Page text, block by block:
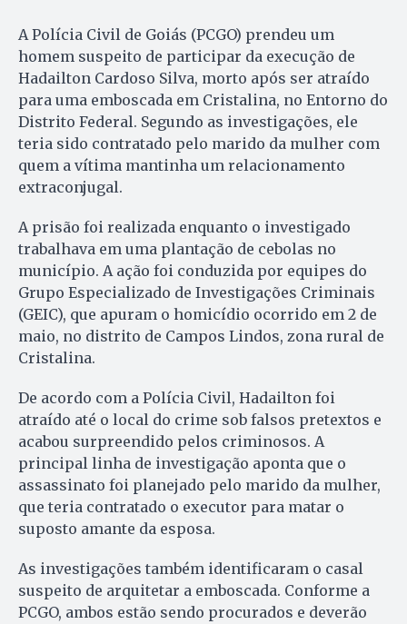
A Polícia Civil de Goiás (PCGO) prendeu um
homem suspeito de participar da execução de
Hadailton Cardoso Silva, morto após ser atraído
para uma emboscada em Cristalina, no Entorno do
Distrito Federal. Segundo as investigações, ele
teria sido contratado pelo marido da mulher com
quem a vítima mantinha um relacionamento
extraconjugal.
A prisão foi realizada enquanto o investigado
trabalhava em uma plantação de cebolas no
município. A ação foi conduzida por equipes do
Grupo Especializado de Investigações Criminais
(GEIC), que apuram o homicídio ocorrido em 2 de
maio, no distrito de Campos Lindos, zona rural de
Cristalina.
De acordo com a Polícia Civil, Hadailton foi
atraído até o local do crime sob falsos pretextos e
acabou surpreendido pelos criminosos. A
principal linha de investigação aponta que o
assassinato foi planejado pelo marido da mulher,
que teria contratado o executor para matar o
suposto amante da esposa.
As investigações também identificaram o casal
suspeito de arquitetar a emboscada. Conforme a
PCGO, ambos estão sendo procurados e deverão